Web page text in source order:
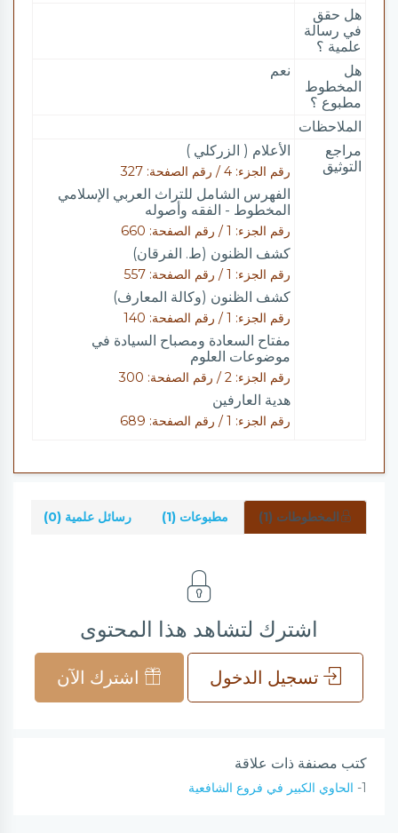
هل حقق
في رسالة
علمية ؟
هل
المخطوط
مطبوع ؟
نعم
الملاحظات
مراجع
التوثيق
الأعلام ( الزركلي )
رقم الجزء: 4 / رقم الصفحة: 327
الفهرس الشامل للتراث العربي الإسلامي
المخطوط - الفقه وأصوله
رقم الجزء: 1 / رقم الصفحة: 660
كشف الظنون (ط. الفرقان)
رقم الجزء: 1 / رقم الصفحة: 557
كشف الظنون (وكالة المعارف)
رقم الجزء: 1 / رقم الصفحة: 140
مفتاح السعادة ومصباح السيادة في
موضوعات العلوم
رقم الجزء: 2 / رقم الصفحة: 300
هدية العارفين
رقم الجزء: 1 / رقم الصفحة: 689
المخطوطات (1) مطبوعات (1) رسائل علمية (0)
اشترك لتشاهد هذا المحتوى
تسجيل الدخول اشترك الآن
كتب مصنفة ذات علاقة
1- الحاوي الكبير في فروع الشافعية